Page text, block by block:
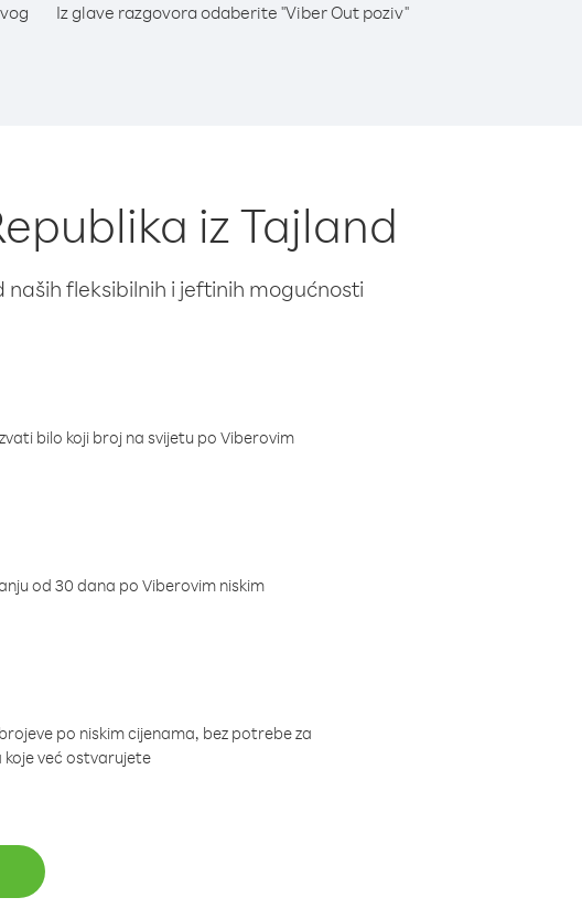
Iz glave razgovora odaberite "Viber Out poziv"
iz Tajland
fleksibilnih i jeftinih mogućnosti
bilo koji broj na svijetu po Viberovim
od 30 dana po Viberovim niskim
po niskim cijenama, bez potrebe za
već ostvarujete